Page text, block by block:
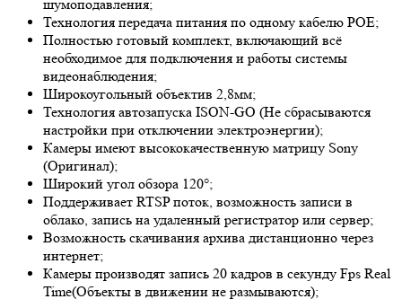
шумоподавления;
Технология передача питания по одному кабелю POE;
Полностью готовый комплект, включающий всё
необходимое для подключения и работы системы
видеонаблюдения;
Широкоугольный объектив 2,8мм;
Технология автозапуска ISON-GO (Не сбрасываются
настройки при отключении электроэнергии);
Камеры имеют высококачественную матрицу Sony
(Оригинал);
Широкий угол обзора 120°;
Поддерживает RTSP поток, возможность записи в
облако, запись на удаленный регистратор или сервер;
Возможность скачивания архива дистанционно через
интернет;
Камеры производят запись 20 кадров в секунду Fps Real
Time(Объекты в движении не размываются);